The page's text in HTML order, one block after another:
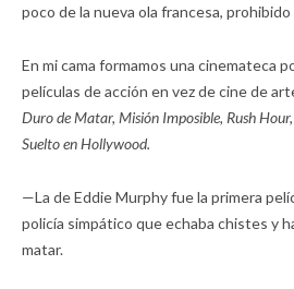
poco de la nueva ola francesa,
En mi cama formamos una cinemateca
películas de acción en vez de cine de
Duro de Matar, Misión Imposible, Rush
Suelto en Hollywood.
—La de Eddie Murphy fue la primera
policía simpático que echaba chistes y
matar.